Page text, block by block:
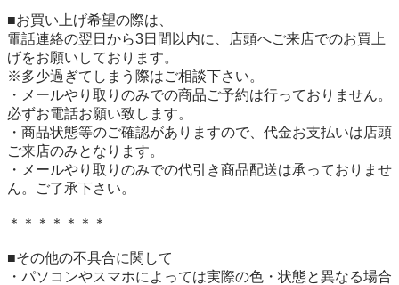
■お買い上げ希望の際は、
電話連絡の翌日から3日間以内に、店頭へご来店でのお買上
げをお願いしております。
※多少過ぎてしまう際はご相談下さい。
・メールやり取りのみでの商品ご予約は行っておりません。
必ずお電話お願い致します。
・商品状態等のご確認がありますので、代金お支払いは店頭
ご来店のみとなります。
・メールやり取りのみでの代引き商品配送は承っておりませ
ん。ご了承下さい。
＊＊＊＊＊＊＊
■その他の不具合に関して
・パソコンやスマホによっては実際の色・状態と異なる場合